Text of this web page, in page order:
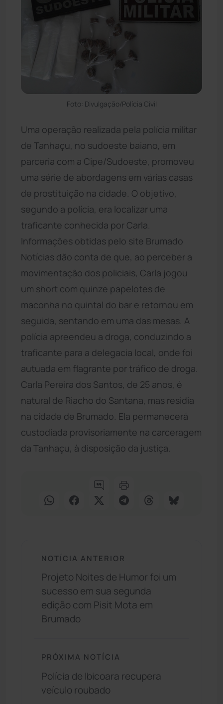
Foto: Divulgação/Polícia Civil
Uma operação realizada pela polícia militar
de Tanhaçu, no sudoeste baiano, em
parceria com a Cipe/Sudoeste, promoveu
uma série de abordagens em várias casas
de prostituição na cidade. O objetivo,
segundo a polícia, era localizar uma
traficante conhecida por Carla.
Informações obtidas pelo site Brumado
Notícias dão conta de que, ao perceber a
movimentação dos policiais, Carla jogou
um short com quinze papelotes de
maconha no quintal do bar e retornou em
seguida, sentando em uma das mesas. A
polícia apreendeu a droga, conduzindo a
traficante para a delegacia local, onde foi
autuada em flagrante por tráfico de droga.
Carla Pereira dos Santos, de 25 anos, é
natural de Riacho do Santana, mas residia
na cidade de Brumado. Ela permanecerá
custodiada provisoriamente na carceragem
da Tanhaçu, à disposição da justiça.
NOTÍCIA ANTERIOR
Projeto Noites de Humor foi um
sucesso em sua segunda
edição com Pisit Mota em
Brumado
PRÓXIMA NOTÍCIA
Polícia de Ibicoara recupera
veículo roubado